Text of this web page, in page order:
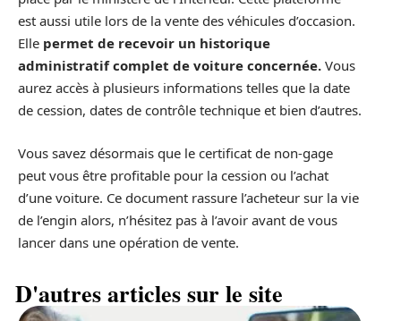
est aussi utile lors de la vente des véhicules d’occasion.
Elle permet de recevoir un historique
administratif complet de voiture concernée. Vous
aurez accès à plusieurs informations telles que la date
de cession, dates de contrôle technique et bien d’autres.
Vous savez désormais que le certificat de non-gage
peut vous être profitable pour la cession ou l’achat
d’une voiture. Ce document rassure l’acheteur sur la vie
de l’engin alors, n’hésitez pas à l’avoir avant de vous
lancer dans une opération de vente.
D'autres articles sur le site